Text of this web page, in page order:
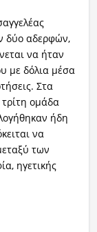
δύο αδερφών,
να ήταν
με δόλια μέσα
Στα
τρίτη ομάδα
ήδη
να
των
ηγετικής